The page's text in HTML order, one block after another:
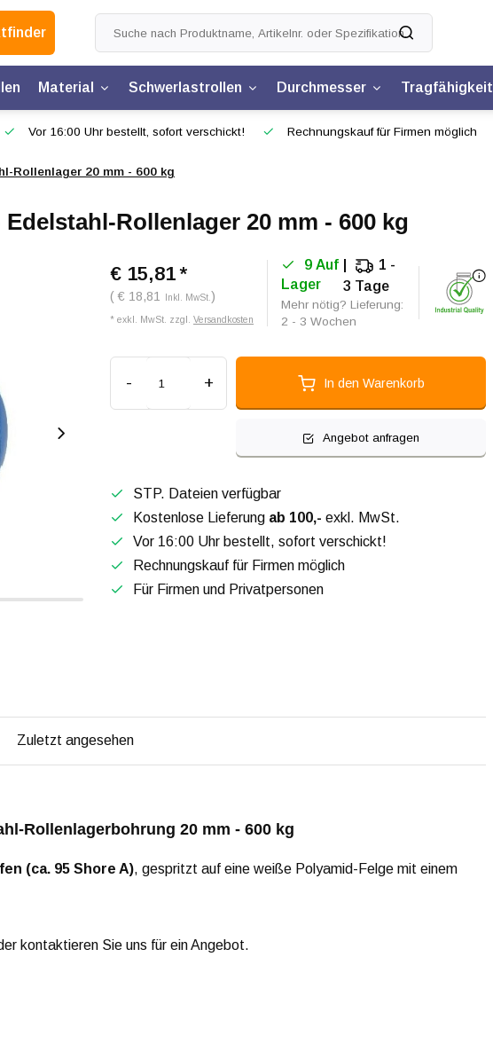
Material Schwerlastrollen Durchmesser Tragfähigkeit
Vor 16:00 Uhr bestellt, sofort verschickt! Rechnungskauf für Firmen möglich
Rollenlager 20 mm - 600 kg
Rollenlager 20 mm - 600 kg
€ 15,81 *
( € 18,81 Inkl. MwSt. )
* exkl. MwSt. zzgl. Versandkosten
9 Auf
Lager
1 -
3 Tage
Mehr nötig? Lieferung:
2 - 3 Wochen
- + In den Warenkorb
Angebot anfragen
STP. Dateien verfügbar
Kostenlose Lieferung ab 100,- exkl. MwSt.
Vor 16:00 Uhr bestellt, sofort verschickt!
Rechnungskauf für Firmen möglich
Für Firmen und Privatpersonen
Zuletzt angesehen
Rollenlagerbohrung 20 mm - 600 kg
(ca. 95 Shore A), gespritzt auf eine weiße Polyamid-Felge mit einem
kontaktieren Sie uns für ein Angebot.